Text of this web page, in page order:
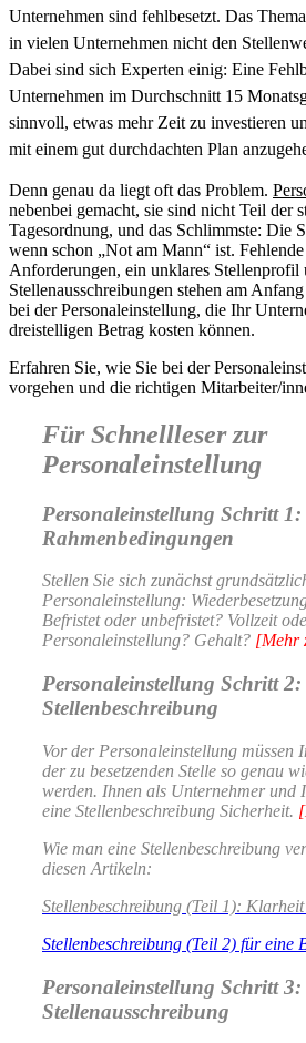
Unternehmen sind fehlbesetzt. Das Thema
in vielen Unternehmen nicht den
Dabei sind sich Experten einig: Eine
Unternehmen im Durchschnitt 15
sinnvoll, etwas mehr Zeit zu investieren
mit einem gut durchdachten Plan
Denn genau da liegt oft das Problem.
nebenbei gemacht, sie sind nicht Teil der
Tagesordnung, und das Schlimmste: Die
wenn schon „Not am Mann“ ist.
Anforderungen, ein unklares Stellenprofil
Stellenausschreibungen stehen am
bei der Personaleinstellung, die Ihr
dreistelligen Betrag kosten können.
Erfahren Sie, wie Sie bei der
vorgehen und die richtigen Mitarbeiter/
Für Schnellleser zur
Personaleinstellung
Personaleinstellung Schritt 1:
Rahmenbedingungen
Stellen Sie sich zunächst
Personaleinstellung:
Befristet oder unbefristet? Vollzeit
Personaleinstellung? Gehalt? [Mehr
Personaleinstellung Schritt 2:
Stellenbeschreibung
Vor der Personaleinstellung müssen
der zu besetzenden Stelle so genau
werden. Ihnen als Unternehmer und
eine Stellenbeschreibung Sicherheit.
Wie man eine Stellenbeschreibung
diesen Artikeln:
Stellenbeschreibung (Teil 1):
Stellenbeschreibung (Teil 2) für eine
Personaleinstellung Schritt 3:
Stellenausschreibung